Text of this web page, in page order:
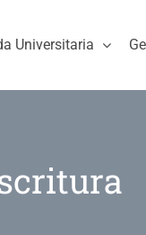
Universitaria